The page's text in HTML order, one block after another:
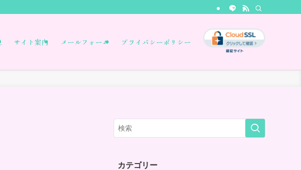
サイト案内 メールフォーム プライバシーポリシー
カテゴリー